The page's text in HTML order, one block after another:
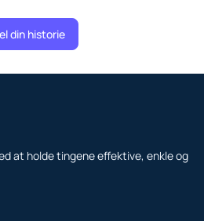
din historie
at holde tingene effektive, enkle og